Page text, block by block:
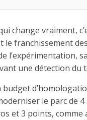
change vraiment,
le franchissement
l’expérimentation,
une détection
budget
le parc de
et 3 points, comme